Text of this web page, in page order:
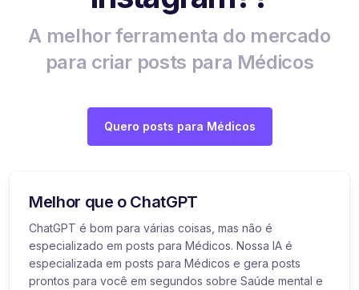
A melhor ferramenta do mercado
para criar posts para Médicos
Quero posts para Médicos
Melhor que o ChatGPT
ChatGPT é bom para várias coisas, mas não é
especializado em posts para Médicos. Nossa IA é
especializada em posts para Médicos e gera posts
prontos para você em segundos sobre Saúde mental e